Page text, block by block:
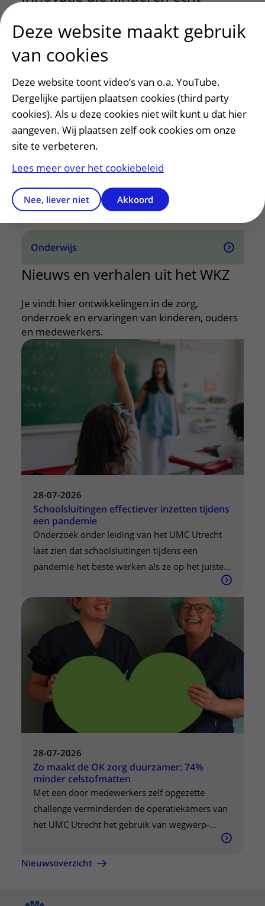
Als academisch kinderziekenhuis werken we
aan zorg, onderzoek, onderwijs en innovatie die
gebruiken de kennis en netwerken op het
Utrecht Science Park, waaronder de Universiteit
Utrecht, en partners daarbuiten — regionaal,
nationaal en internationaal. Zo verbeteren we
stap voor stap de zorg voor kinderen, nu én in
Onderzoek
Onderwijs
Nieuws en verhalen uit het WKZ
Je vindt hier ontwikkelingen in de zorg,
onderzoek en ervaringen van kinderen, ouders
en medewerkers.
28-07-2026
Schoolsluitingen effectiever inzetten tijdens
een pandemie
Onderzoek onder leiding van het UMC Utrecht
laat zien dat schoolsluitingen tijdens een
pandemie het beste werken als ze op het juiste
meeste effect heeft om tijdelijk te sluiten, hangt
af van welke leeftijdsgroepen het virus op dat
moment het meest verspreiden. De resultaten,
gepubliceerd in Nature Communications,
kunnen overheden helpen om tijdens een
pandemie betere keuzes te maken.
28-07-2026
Zo maakt de OK zorg duurzamer: 74%
minder celstofmatten
Met een door medewerkers zelf opgezette
challenge verminderden de operatiekamers van
het UMC Utrecht het gebruik van wegwerp-
celstofmatten met ruim 74 procent. Wat begon
als een wedstrijd tussen twee OK-complexen,
Nieuwsoverzicht
Deze website maakt gebruik
van cookies
Deze website toont video’s van o.a. YouTube.
Dergelijke partijen plaatsen cookies (third party
cookies). Als u deze cookies niet wilt kunt u dat hier
aangeven. Wij plaatsen zelf ook cookies om onze
site te verbeteren.
Lees meer over het cookiebeleid
Nee, liever niet Akkoord